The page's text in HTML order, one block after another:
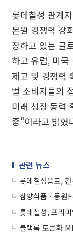
롯데칠성 관계
본원 경쟁력 강
장하고 있는 글
하고 유럽, 미국
제고 및 경쟁력
벌 소비자들의
미래 성장 동력
중"이라고 밝혔
관련 뉴스
롯데칠성음료,
롯데칠성, 프리
블랙록 토큰화